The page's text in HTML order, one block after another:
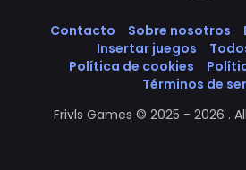
Contacto Sobre nosotros
Insertar juegos
Política de cookies
Términos de
Frivls Games © 2025 - 2026 .